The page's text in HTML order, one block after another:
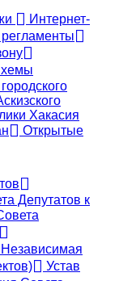
Интернет-
Хакасия
Открытые
Депутатов к
Независимая
Устав